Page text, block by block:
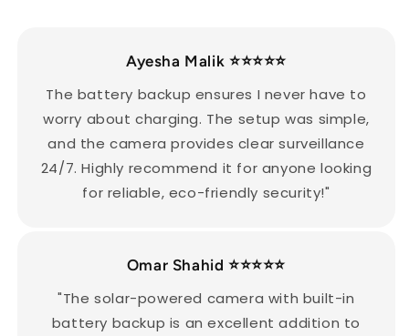
Ayesha Malik ⭐⭐⭐⭐⭐
The battery backup ensures I never have to
worry about charging. The setup was simple,
and the camera provides clear surveillance
24/7. Highly recommend it for anyone looking
for reliable, eco-friendly security!"
Omar Shahid⭐⭐⭐⭐⭐
"The solar-powered camera with built-in
battery backup is an excellent addition to